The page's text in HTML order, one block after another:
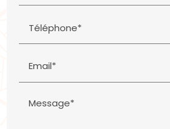
Téléphone*
Email*
Message*